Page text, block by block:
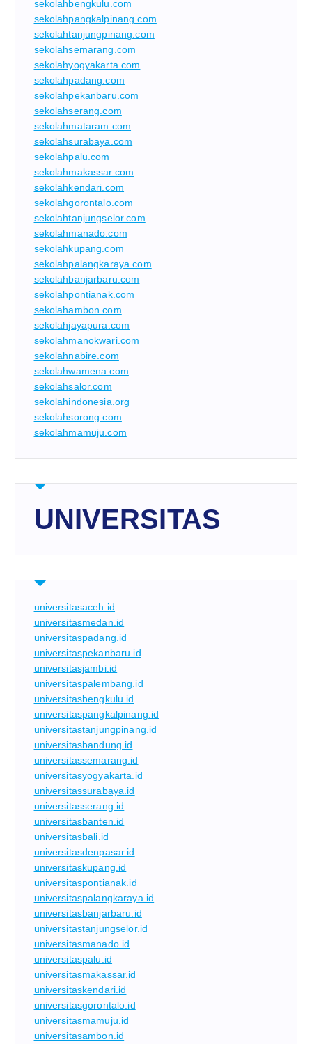
sekolahbengkulu.com
sekolahpangkalpinang.com
sekolahtanjungpinang.com
sekolahsemarang.com
sekolahyogyakarta.com
sekolahpadang.com
sekolahpekanbaru.com
sekolahserang.com
sekolahmataram.com
sekolahsurabaya.com
sekolahpalu.com
sekolahmakassar.com
sekolahkendari.com
sekolahgorontalo.com
sekolahtanjungselor.com
sekolahmanado.com
sekolahkupang.com
sekolahpalangkaraya.com
sekolahbanjarbaru.com
sekolahpontianak.com
sekolahambon.com
sekolahjayapura.com
sekolahmanokwari.com
sekolahnabire.com
sekolahwamena.com
sekolahsalor.com
sekolahindonesia.org
sekolahsorong.com
sekolahmamuju.com
UNIVERSITAS
universitasaceh.id
universitasmedan.id
universitaspadang.id
universitaspekanbaru.id
universitasjambi.id
universitaspalembang.id
universitasbengkulu.id
universitaspangkalpinang.id
universitastanjungpinang.id
universitasbandung.id
universitassemarang.id
universitasyogyakarta.id
universitassurabaya.id
universitasserang.id
universitasbanten.id
universitasbali.id
universitasdenpasar.id
universitaskupang.id
universitaspontianak.id
universitaspalangkaraya.id
universitasbanjarbaru.id
universitastanjungselor.id
universitasmanado.id
universitaspalu.id
universitasmakassar.id
universitaskendari.id
universitasgorontalo.id
universitasmamuju.id
universitasambon.id